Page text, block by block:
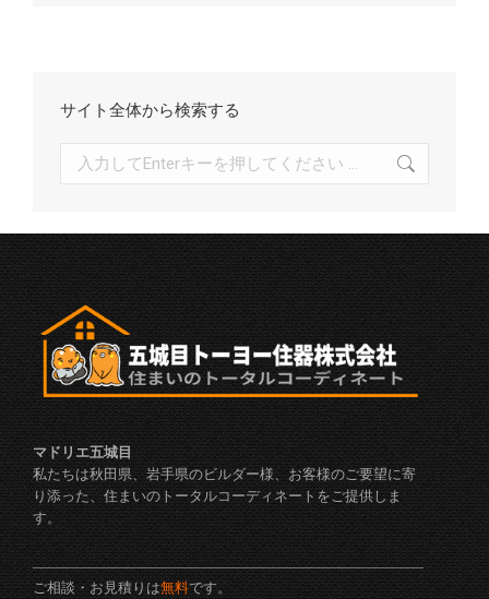
サイト全体から検索する
マドリエ五城目
私たちは秋田県、岩手県のビルダー様、お客様のご要望に寄
り添った、住まいのトータルコーディネートをご提供しま
す。
ご相談・お見積りは無料です。